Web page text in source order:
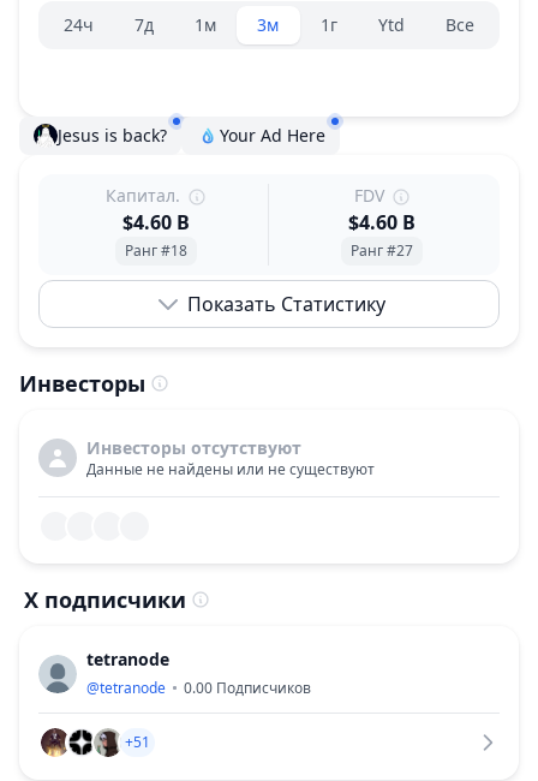
Селектор диапазона.
24ч 7д 1м 3м 1г Ytd Все
Jesus is back? Your Ad Here
Капитал.
$4.60 B
Ранг #18
FDV
$4.60 B
Ранг #27
Показать Статистику
Инвесторы
Инвесторы отсутствуют
Данные не найдены или не существуют
X подписчики
tetranode
@tetranode 0.00 Подписчиков
+51